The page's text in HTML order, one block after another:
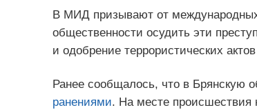
В МИД призывают от
общественности осудить эти
и одобрение террористических
Ранее сообщалось, что в Брянскую
ранениями. На месте происшествия